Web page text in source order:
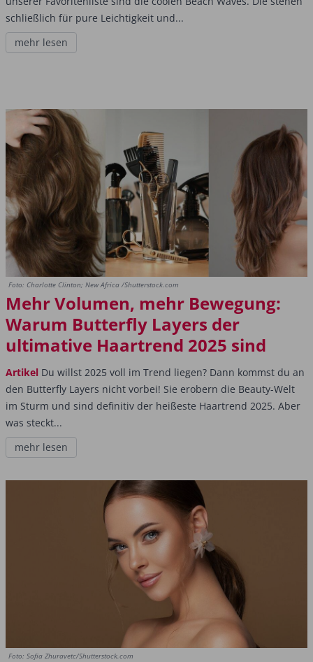
schließlich für pure Leichtigkeit und...
mehr lesen
Foto: Charlotte Clinton; New Africa /Shutterstock.com
Mehr Volumen, mehr Bewegung:
Warum Butterfly Layers der
ultimative Haartrend 2025 sind
Artikel Du willst 2025 voll im Trend liegen? Dann kommst du an
den Butterfly Layers nicht vorbei! Sie erobern die Beauty-Welt
im Sturm und sind definitiv der heißeste Haartrend 2025. Aber
was steckt...
mehr lesen
Foto: Sofia Zhuravetc/Shutterstock.com